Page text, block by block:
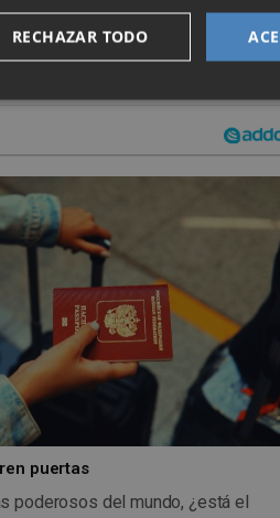
puertas
poderosos del mundo, ¿está el
RECHAZAR TODO